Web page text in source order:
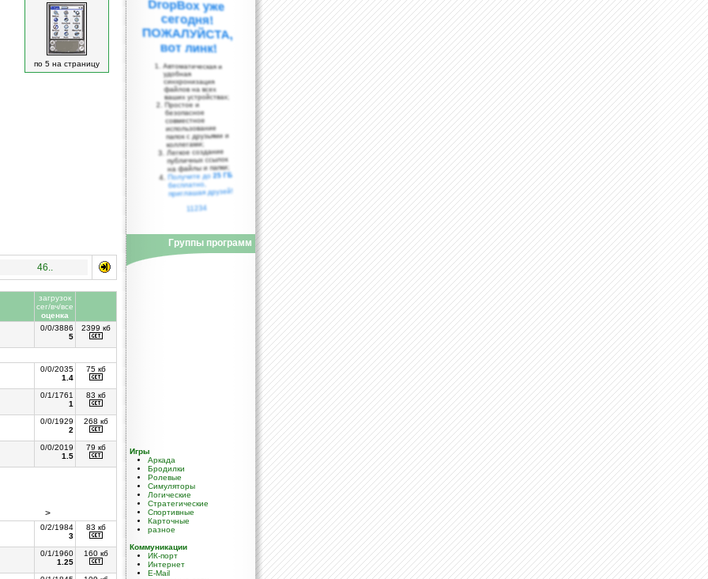
по 5 на страницу
46..
загрузок
сег/вч/все
оценка
0/0/3886
5
2399 кб
0/0/2035
1.4
75 кб
0/1/1761
1
83 кб
0/0/1929
2
268 кб
0/0/2019
1.5
79 кб
>
0/2/1984
3
83 кб
0/1/1960
1.25
160 кб
вот линк!
Автоматическая и
удобная
синхронизация
файлов на всех
ваших устройствах;
Простое и
безопасное
совместное
использование
папок с друзьями и
коллегами;
Легкое создание
публичных ссылок
на файлы и папки;
Получите до25 ГБ
бесплатно,
приглашая друзей!
11234
Группы программ
Игры
Аркада
Бродилки
Ролевые
Симуляторы
Логические
Стратегические
Спортивные
Карточные
разное
Коммуникации
ИК-порт
Интернет
E-Mail